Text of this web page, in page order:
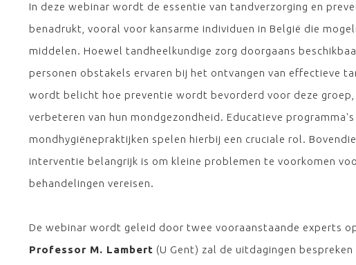
In deze webinar wordt de essentie van tandverzorging en
benadrukt, vooral voor kansarme individuen in België die
middelen. Hoewel tandheelkundige zorg doorgaans
personen obstakels ervaren bij het ontvangen van effectieve
wordt belicht hoe preventie wordt bevorderd voor deze
verbeteren van hun mondgezondheid. Educatieve
mondhygiënepraktijken spelen hierbij een cruciale rol.
interventie belangrijk is om kleine problemen te voorkomen
behandelingen vereisen.
De webinar wordt geleid door twee vooraanstaande experts
Professor M. Lambert (U Gent) zal de uitdagingen